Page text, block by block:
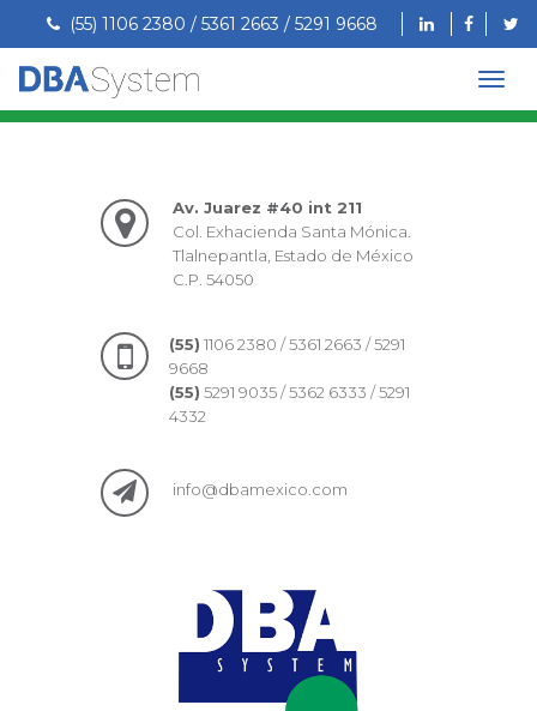
(55) 1106 2380 / 5361 2663 / 5291 9668
Av. Juarez #40 int 211
Col. Exhacienda Santa Mónica.
Tlalnepantla, Estado de México
C.P. 54050
(55) 1106 2380 / 5361 2663 / 5291
9668
(55) 5291 9035 / 5362 6333 / 5291
4332
info@dbamexico.com